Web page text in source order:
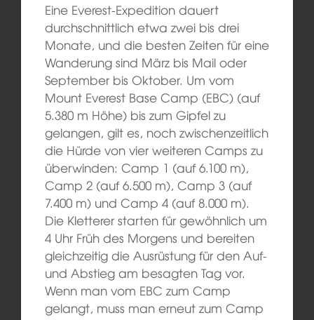
Eine Everest-Expedition dauert
durchschnittlich etwa zwei bis drei
Monate, und die besten Zeiten für eine
Wanderung sind März bis Mail oder
September bis Oktober. Um vom
Mount Everest Base Camp (EBC) (auf
5.380 m Höhe) bis zum Gipfel zu
gelangen, gilt es, noch zwischenzeitlich
die Hürde von vier weiteren Camps zu
überwinden: Camp 1 (auf 6.100 m),
Camp 2 (auf 6.500 m), Camp 3 (auf
7.400 m) und Camp 4 (auf 8.000 m).
Die Kletterer starten für gewöhnlich um
4 Uhr Früh des Morgens und bereiten
gleichzeitig die Ausrüstung für den Auf-
und Abstieg am besagten Tag vor.
Wenn man vom EBC zum Camp
gelangt, muss man erneut zum Camp